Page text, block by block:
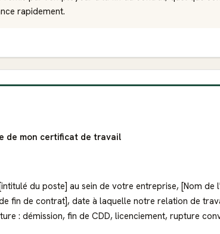
rapidement.
de mon certificat de travail
du poste] au sein de votre entreprise, [Nom de
fin de contrat], date à laquelle notre relation de
: démission, fin de CDD, licenciement, rupture